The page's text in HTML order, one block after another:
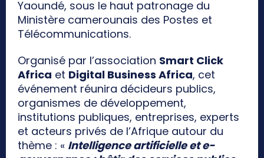
Yaoundé, sous le haut patronage du
Ministère camerounais des Postes et
Télécommunications.
Organisé par l’association Smart Click
Africa et Digital Business Africa, cet
événement réunira décideurs publics,
organismes de développement,
institutions publiques, entreprises, experts
et acteurs privés de l’Afrique autour du
thème : « Intelligence artificielle et e-